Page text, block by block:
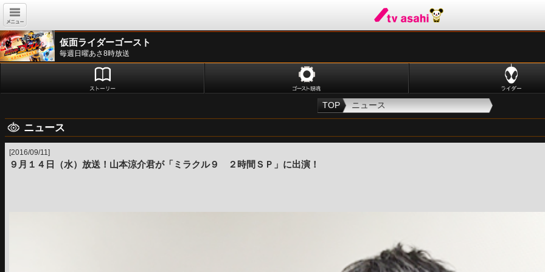
仮面ライダーゴースト
毎週日曜あさ8時放送
TOP ニュース
ニュース
[2016/09/11]
９月１４日（水）放送！山本涼介君が「ミラクル９ ２時間ＳＰ」に出演！